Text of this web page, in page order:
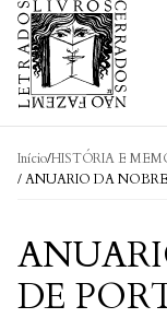
Skip to content
Início/HISTÓRIA E
/ ANUARIO DA
DE